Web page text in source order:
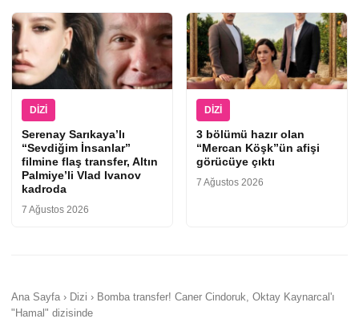
DIZI
Serenay Sarıkaya’lı
“Sevdiğim İnsanlar”
filmine flaş transfer, Altın
Palmiye’li Vlad Ivanov
kadroda
7 Ağustos 2026
DIZI
3 bölümü hazır olan
“Mercan Köşk”ün afişi
görücüye çıktı
7 Ağustos 2026
Ana Sayfa › Dizi › Bomba transfer! Caner Cindoruk, Oktay Kaynarcal'ı
"Hamal" dizisinde